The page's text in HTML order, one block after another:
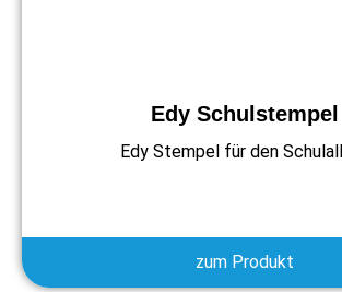
Edy Schulstempel
Edy Stempel für den
zum Produkt